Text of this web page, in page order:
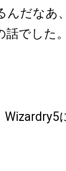
んだなあ
話でした